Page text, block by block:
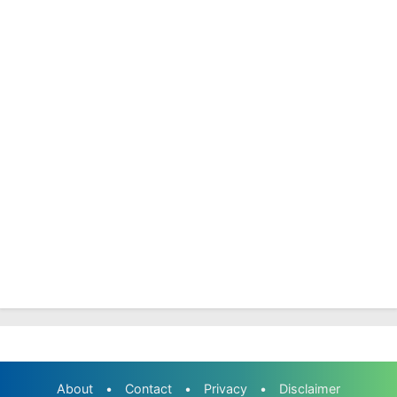
About • Contact • Privacy • Disclaimer